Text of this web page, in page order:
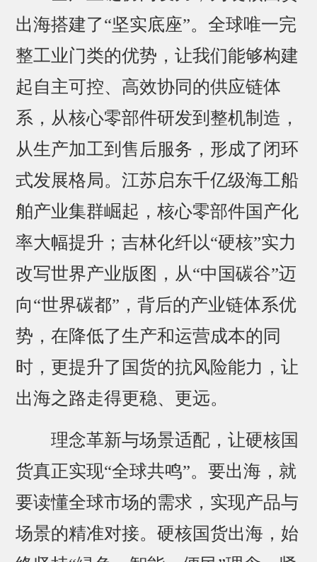
出海搭建了“坚实底座”。全球唯一完
整工业门类的优势，让我们能够构建
起自主可控、高效协同的供应链体
系，从核心零部件研发到整机制造，
从生产加工到售后服务，形成了闭环
式发展格局。江苏启东千亿级海工船
舶产业集群崛起，核心零部件国产化
率大幅提升；吉林化纤以“硬核”实力
改写世界产业版图，从“中国碳谷”迈
向“世界碳都”，背后的产业链体系优
势，在降低了生产和运营成本的同
时，更提升了国货的抗风险能力，让
出海之路走得更稳、更远。
理念革新与场景适配，让硬核国
货真正实现“全球共鸣”。要出海，就
要读懂全球市场的需求，实现产品与
场景的精准对接。硬核国货出海，始